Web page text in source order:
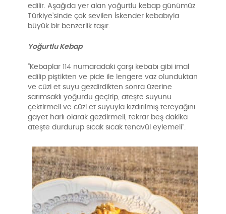
edilir. Aşağıda yer alan yoğurtlu kebap günümüz
Türkiye’sinde çok sevilen İskender kebabıyla
büyük bir benzerlik taşır.
Yoğurtlu Kebap
“Kebaplar 114 numaradaki çarşı kebabı gibi imal
edilip piştikten ve pide ile lengere vaz olunduktan
ve cüzi et suyu gezdirdikten sonra üzerine
sarımsaklı yoğurdu geçirip, ateşte suyunu
çektirmeli ve cüzi et suyuyla kızdırılmış tereyağını
gayet harlı olarak gezdirmeli, tekrar beş dakika
ateşte durdurup sıcak sıcak tenavül eylemeli”.